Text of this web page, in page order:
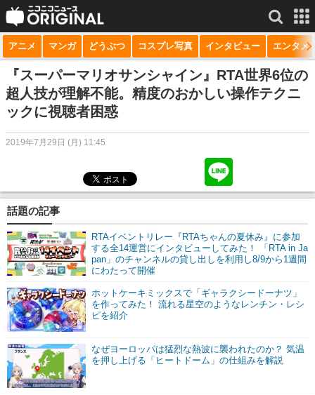
サービス一覧 もっと見る
niconico
動画
生放送
マンガ
ニコニコQ
アニメ マンガ どうぶつ コスプレ写真 インタビュー エンタメ
『スーパーマリオサンシャイン』RTA世界6位の
超人技が理解不能。精度のおかしい操作テクニ
ックに視聴者困惑
2019年7月29日 (月) 11:45
話題の記事
RTAイベントリレー『RTAちゃんの夏休み』に参加
する全14運営にインタビューしてみた！ 「RTA in Ja
pan」のチャンネルの貸し出しを利用し8/9から1週間
にわたって開催
ホットケーキミックスで「ギャラクシードーナツ」
を作ってみた！ 流れる星空のようなレンチン・レシ
ピを紹介
なぜヨーロッパは猛烈な熱波に襲われたのか？ 気温
を押し上げる「ヒートドーム」の仕組みを解説